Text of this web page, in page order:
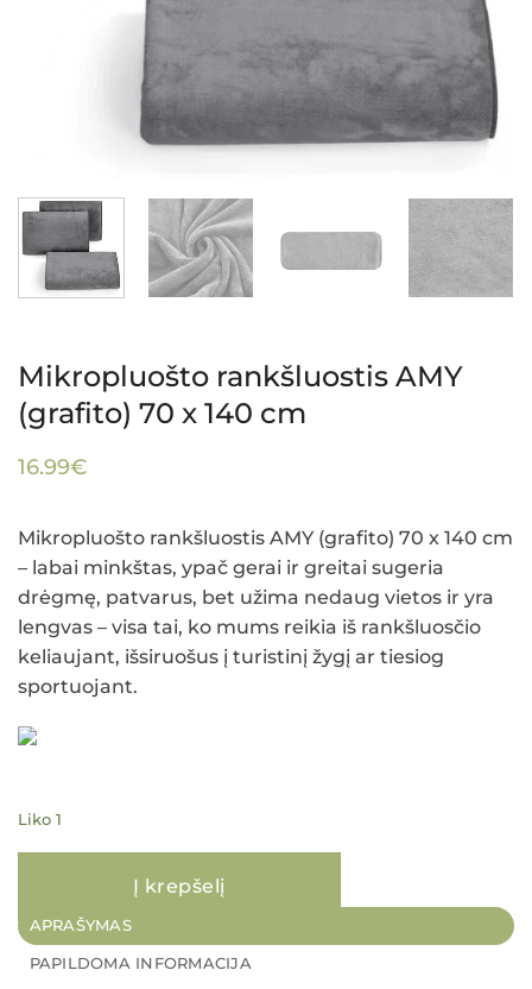
Mikropluošto rankšluostis AMY
(grafito) 70 x 140 cm
16.99€
Mikropluošto rankšluostis AMY (grafito) 70 x 140 cm
– labai minkštas, ypač gerai ir greitai sugeria
drėgmę, patvarus, bet užima nedaug vietos ir yra
lengvas – visa tai, ko mums reikia iš rankšluosčio
keliaujant, išsiruošus į turistinį žygį ar tiesiog
sportuojant.
Liko 1
Į krepšelį
APRAŠYMAS
PAPILDOMA INFORMACIJA